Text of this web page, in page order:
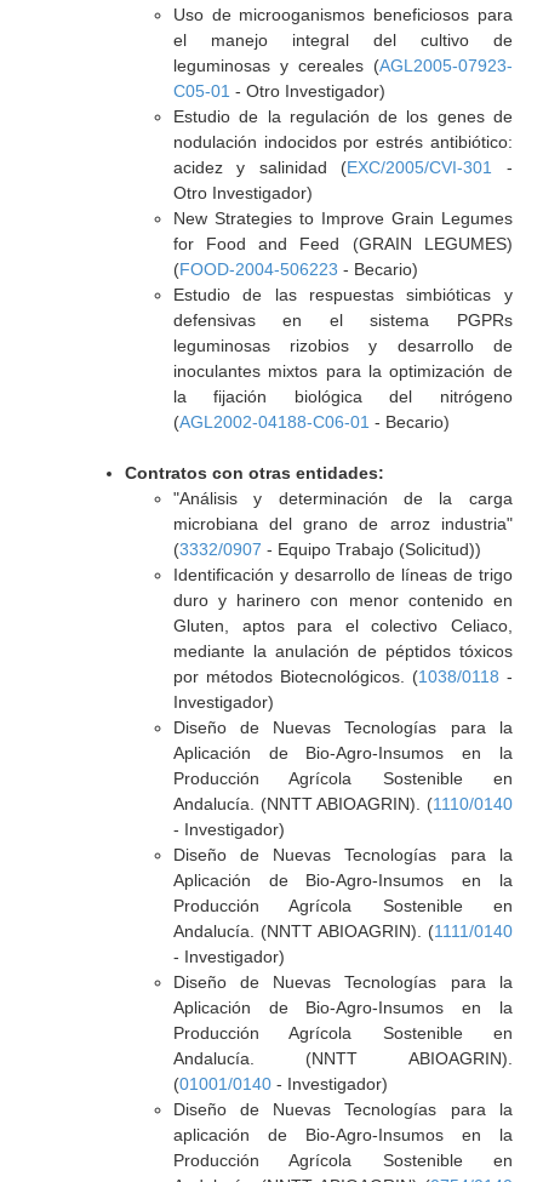
Uso de microoganismos beneficiosos para
el manejo integral del cultivo de
leguminosas y cereales (AGL2005-07923-
C05-01 - Otro Investigador)
Estudio de la regulación de los genes de
nodulación indocidos por estrés antibiótico:
acidez y salinidad (EXC/2005/CVI-301
-
Otro Investigador)
New Strategies to Improve Grain Legumes
for Food and Feed (GRAIN LEGUMES)
(FOOD-2004-506223 - Becario)
Estudio de las respuestas simbióticas y
defensivas en el sistema PGPRs
leguminosas rizobios y desarrollo de
inoculantes mixtos para la optimización de
la fijación biológica del nitrógeno
(AGL2002-04188-C06-01 - Becario)
Contratos con otras entidades:
"Análisis y determinación de la carga
microbiana del grano de arroz industria"
(3332/0907 - Equipo Trabajo (Solicitud))
Identificación y desarrollo de líneas de trigo
duro y harinero con menor contenido en
Gluten, aptos para el colectivo Celiaco,
mediante la anulación de péptidos tóxicos
por métodos Biotecnológicos. (1038/0118 -
Investigador)
Diseño de Nuevas Tecnologías para la
Aplicación de Bio-Agro-Insumos en la
Producción Agrícola Sostenible en
Andalucía. (NNTT ABIOAGRIN). (1110/0140
- Investigador)
Diseño de Nuevas Tecnologías para la
Aplicación de Bio-Agro-Insumos en la
Producción Agrícola Sostenible en
Andalucía. (NNTT ABIOAGRIN). (1111/0140
- Investigador)
Diseño de Nuevas Tecnologías para la
Aplicación de Bio-Agro-Insumos en la
Producción Agrícola Sostenible en
Andalucía. (NNTT ABIOAGRIN).
(01001/0140- Investigador)
Diseño de Nuevas Tecnologías para la
aplicación de Bio-Agro-Insumos en la
Producción Agrícola Sostenible en